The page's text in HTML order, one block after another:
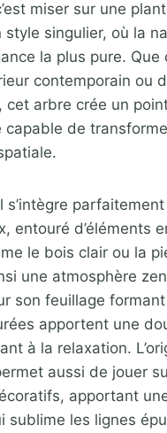
miser sur une
singulier, où la
la plus pure. Que
contemporain ou
cet arbre crée un
capable de
s’intègre
entouré d’éléments
le bois clair ou la
une atmosphère
son feuillage
apportent une
à la relaxation.
aussi de jouer
apportant
sublime les lignes